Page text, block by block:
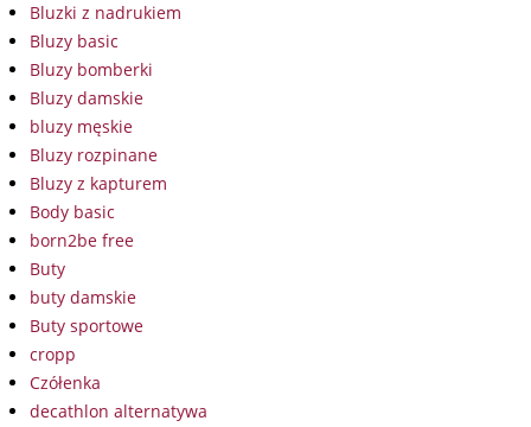
Bluzki z nadrukiem
Bluzy basic
Bluzy bomberki
Bluzy damskie
bluzy męskie
Bluzy rozpinane
Bluzy z kapturem
Body basic
born2be free
Buty
buty damskie
Buty sportowe
cropp
Czółenka
decathlon alternatywa